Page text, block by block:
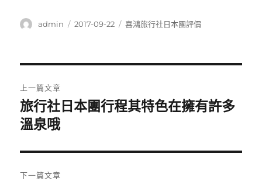
作
admin
發
2017-09-22
分
喜鴻旅行社日本團評價
章
導
覽
上一篇文章
上
一
文
章:
旅行社日本團行程其特色在擁有許多
溫泉哦
下一篇文章